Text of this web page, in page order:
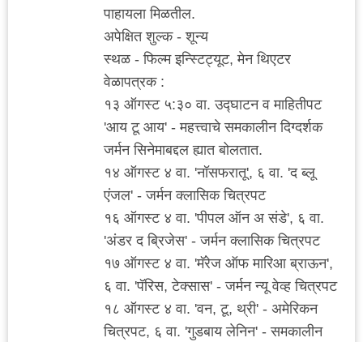
पाहायला मिळतील.
अपेक्षित शुल्क - शून्य
स्थळ - फिल्म इन्स्टिट्यूट, मेन थिएटर
वेळापत्रक :
१३ ऑगस्ट ५:३० वा. उद्घाटन व माहितीपट
'आय टू आय' - महत्त्वाचे समकालीन दिग्दर्शक
जर्मन सिनेमाबद्दल ह्यात बोलतात.
१४ ऑगस्ट ४ वा. 'नॉसफरातू', ६ वा. 'द ब्लू
एंजल' - जर्मन क्लासिक चित्रपट
१६ ऑगस्ट ४ वा. 'पीपल ऑन अ संडे', ६ वा.
'अंडर द ब्रिजेस' - जर्मन क्लासिक चित्रपट
१७ ऑगस्ट ४ वा. 'मॅरेज ऑफ मारिआ ब्राऊन',
६ वा. 'पॅरिस, टेक्सास' - जर्मन न्यू वेव्ह चित्रपट
१८ ऑगस्ट ४ वा. 'वन, टू, थ्री' - अमेरिकन
चित्रपट, ६ वा. 'गुडबाय लेनिन' - समकालीन